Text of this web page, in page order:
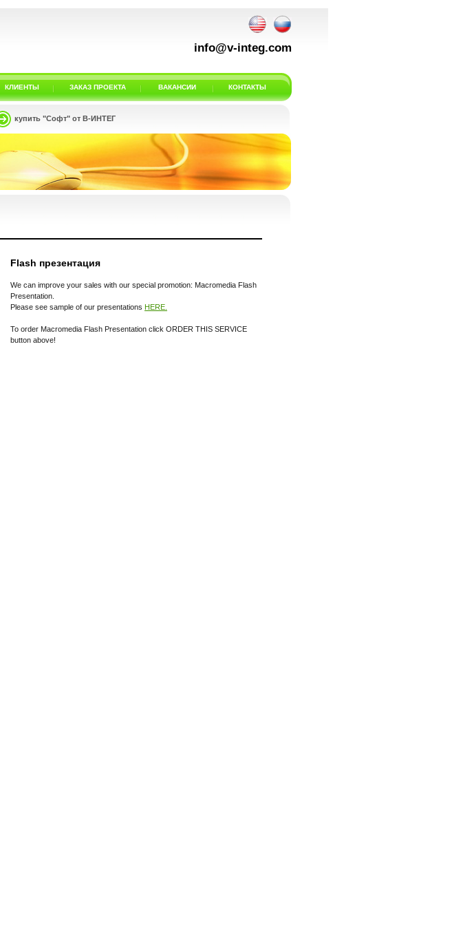
info@v-integ.com
КЛИЕНТЫ ЗАКАЗ ПРОЕКТА ВАКАНСИИ КОНТАКТЫ
купить "Софт" от В-ИНТЕГ
Flash презентация
We can improve your sales with our special promotion: Macromedia Flash
Presentation.
Please see sample of our presentations HERE.
To order Macromedia Flash Presentation click ORDER THIS SERVICE
button above!